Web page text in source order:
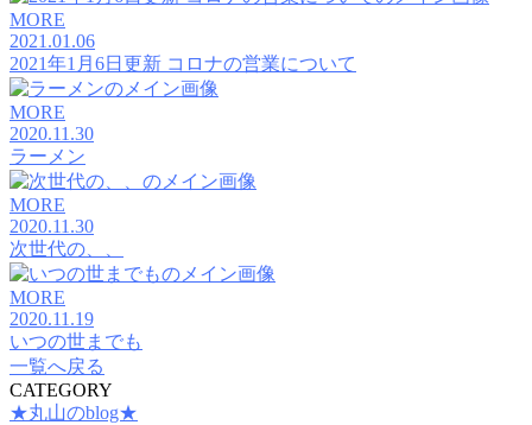
MORE
2021.01.06
2021年1月6日更新 コロナの営業について
MORE
2020.11.30
ラーメン
MORE
2020.11.30
次世代の、、
MORE
2020.11.19
いつの世までも
一覧へ戻る
CATEGORY
★丸山のblog★